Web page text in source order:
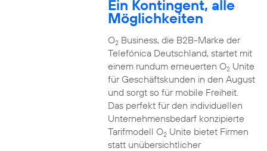
Ein Kontingent, alle
Möglichkeiten
O2Business, die B2B-Marke der
Telefónica Deutschland, startet mit
einem rundum erneuerten O2Unite
für Geschäftskunden in den August
und sorgt so für mobile Freiheit.
Das perfekt für den individuellen
Unternehmensbedarf konzipierte
Tarifmodell O2Unite bietet Firmen
statt unübersichtlicher